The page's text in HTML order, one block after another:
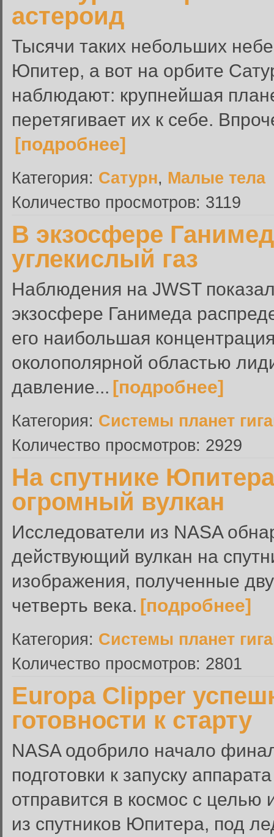
астероид
Тысячи таких небольших
Юпитер, а вот на орбите
наблюдают: крупнейшая
перетягивает их к себе.
[подробнее]
Категория: Сатурн, Малые тела
Количество просмотров: 3119
В экзосфере
углекислый газ
Наблюдения на JWST
экзосфере Ганимеда
его наибольшая
околополярной областью
давление... [подробнее]
Категория: Системы планет
Количество просмотров: 2929
На спутнике
огромный вулкан
Исследователи из NASA
действующий вулкан на
изображения, полученные
четверть века. [подробнее]
Категория: Системы планет
Количество просмотров: 2801
Europa Clipper
готовности к старту
NASA одобрило начало
подготовки к запуску
отправится в космос с
из спутников Юпитера, под